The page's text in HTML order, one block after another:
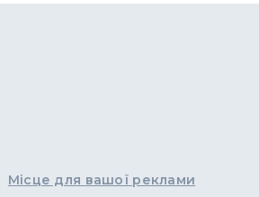
Місце для вашої реклами